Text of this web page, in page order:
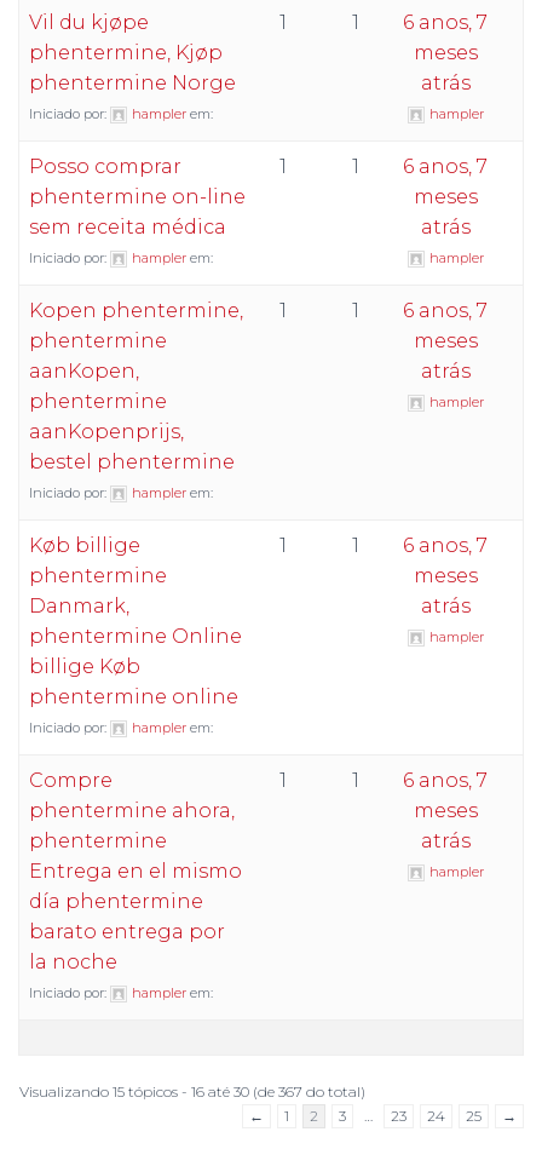
Vil du kjøpe
phentermine, Kjøp
phentermine Norge
Iniciado por: hampler em:
1 1
6 anos, 7
meses
atrás
hampler
Posso comprar
phentermine on-line
sem receita médica
Iniciado por: hampler em:
1 1
6 anos, 7
meses
atrás
hampler
Kopen phentermine,
phentermine
aanKopen,
phentermine
aanKopenprijs,
bestel phentermine
Iniciado por: hampler em:
1 1
6 anos, 7
meses
atrás
hampler
Køb billige
phentermine
Danmark,
phentermine Online
billige Køb
phentermine online
Iniciado por: hampler em:
1 1
6 anos, 7
meses
atrás
hampler
Compre
phentermine ahora,
phentermine
Entrega en el mismo
día phentermine
barato entrega por
la noche
Iniciado por: hampler em:
1 1
6 anos, 7
meses
atrás
hampler
Visualizando 15 tópicos - 16 até 30 (de 367 do total)
←
1 2 3 … 23 24 25 →